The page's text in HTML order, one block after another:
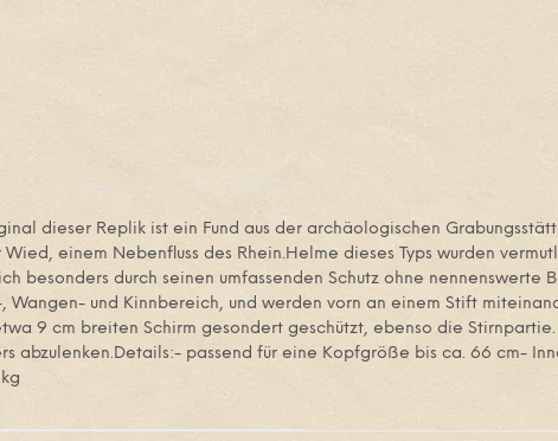
dieser Replik ist ein Fund aus der archäologischen
einem Nebenfluss des Rhein.Helme dieses Typs wurden
besonders durch seinen umfassenden Schutz ohne nennenswerte
und Kinnbereich, und werden vorn an einem Stift
9 cm breiten Schirm gesondert geschützt, ebenso die
abzulenken.Details:- passend für eine Kopfgröße bis ca. 66 cm-